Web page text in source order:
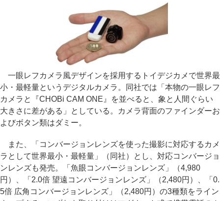
一眼レフカメラ風デザインを採用するトイデジカメで世界最
小・最軽量というデジタルカメラ。同社では「本物の一眼レフ
カメラと『CHOBi CAM ONE』を並べると、象と人間ぐらい
大きさに差がある」としている。カメラ背面のファインダーお
よびボタン類はダミー。
また、「コンバージョンレンズを使った撮影に対応するカメ
ラとして世界最小・最軽量」（同社）とし、対応コンバージョ
ンレンズも発売。「魚眼コンバージョンレンズ」（4,980
円）、「2.0倍 望遠コンバージョンレンズ」（2,480円）、「0.
5倍 広角コンバージョンレンズ」（2,480円）の3種類をライン